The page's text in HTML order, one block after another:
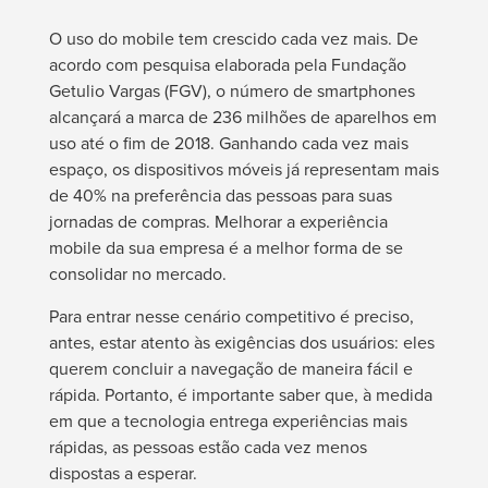
O uso do mobile tem crescido cada vez mais. De
acordo com pesquisa elaborada pela Fundação
Getulio Vargas (FGV), o número de smartphones
alcançará a marca de 236 milhões de aparelhos em
uso até o fim de 2018. Ganhando cada vez mais
espaço, os dispositivos móveis já representam mais
de 40% na preferência das pessoas para suas
jornadas de compras. Melhorar a experiência
mobile da sua empresa é a melhor forma de se
consolidar no mercado.
Para entrar nesse cenário competitivo é preciso,
antes, estar atento às exigências dos usuários: eles
querem concluir a navegação de maneira fácil e
rápida. Portanto, é importante saber que, à medida
em que a tecnologia entrega experiências mais
rápidas, as pessoas estão cada vez menos
dispostas a esperar.